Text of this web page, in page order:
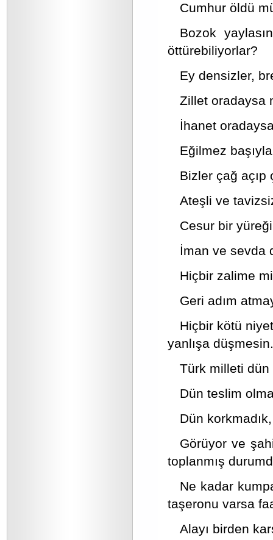
Cumhur öldü
Bozok
öttürebiliyorlar?
Ey densizler,
Zillet oradaysa
İhanet
Eğilmez
Bizler çağ açıp
Ateşli ve
Cesur bir
İman ve sevda
Hiçbir zalime
Geri adım
Hiçbir kötü
yanlışa düşmesin.
Türk milleti
Dün teslim
Dün
Görüyor ve
toplanmış
Ne kadar
taşeronu varsa
Alayı birden